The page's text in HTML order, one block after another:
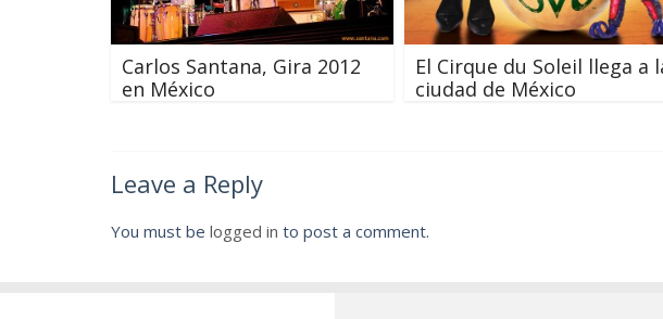
Carlos Santana, Gira 2012
en México
El Cirque du Soleil llega a
ciudad de México
Leave a Reply
You must be logged in to post a comment.